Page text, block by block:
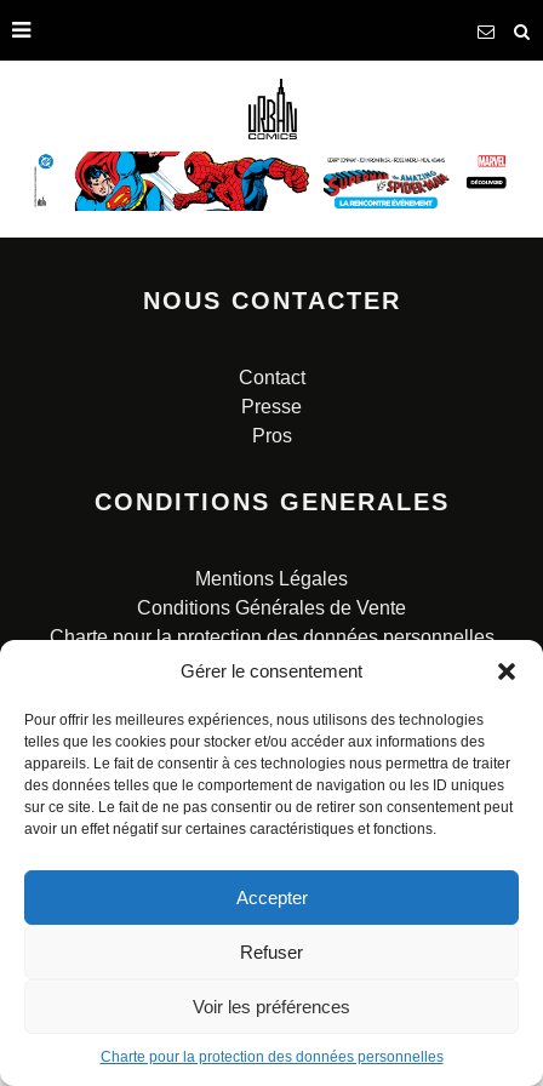
Gérer le consentement
Pour offrir les meilleures expériences, nous utilisons des technologies
telles que les cookies pour stocker et/ou accéder aux informations des
appareils. Le fait de consentir à ces technologies nous permettra de traiter
des données telles que le comportement de navigation ou les ID uniques
sur ce site. Le fait de ne pas consentir ou de retirer son consentement peut
avoir un effet négatif sur certaines caractéristiques et fonctions.
Accepter
Refuser
Voir les préférences
Charte pour la protection des données personnelles
NOUS CONTACTER
Contact
Presse
Pros
CONDITIONS GENERALES
Mentions Légales
Conditions Générales de Vente
Charte pour la protection des données personnelles
© ALL RIGHTS RESERVED. URBAN COMICS POUR LES
ÉDITIONS FRANÇAISES.